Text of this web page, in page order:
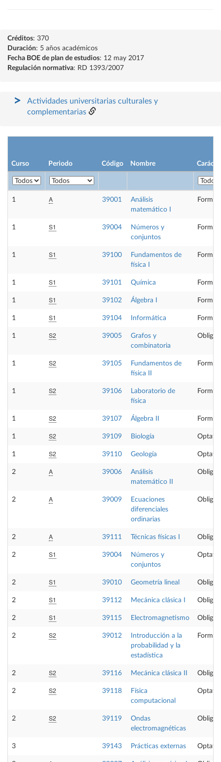
Créditos: 370
Duración: 5 años académicos
Fecha BOE de plan de estudios: 12 may 2017
Regulación normativa: RD 1393/2007
Actividades universitarias culturales y
complementarias
Curso Periodo Código Nombre
1 A 39001
Análisis
matemático I
1 S1 39004
Números y
conjuntos
1 S1 39100
Fundamentos de
física I
1 S1 39101 Química
1 S1 39102 Álgebra I
1 S1 39104 Informática
1 S2 39005
Grafos y
combinatoria
1 S2 39105
Fundamentos de
física II
1 S2 39106
Laboratorio de
física
1 S2 39107 Álgebra II
1 S2 39109 Biología
1 S2 39110 Geología
2 A 39006
Análisis
matemático II
2 A 39009
Ecuaciones
diferenciales
ordinarias
2 A 39111 Técnicas físicas I
2 S1 39004
Números y
conjuntos
2 S1 39010 Geometría lineal
2 S1 39112 Mecánica clásica I
2 S1 39115 Electromagnetismo
2 S2 39012
Introducción a la
probabilidad y la
estadística
2 S2 39116 Mecánica clásica II
2 S2 39118
Física
computacional
2 S2 39119
Ondas
electromagnéticas
3 39143 Prácticas externas